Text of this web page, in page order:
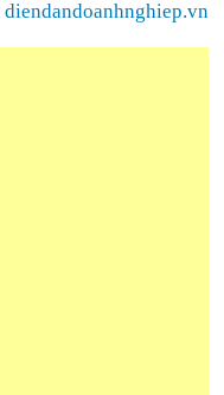
diendandoanhnghiep.vn